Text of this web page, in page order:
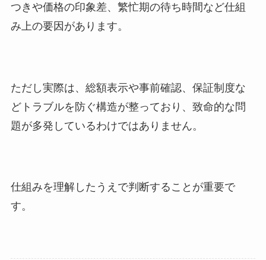
つきや価格の印象差、繁忙期の待ち時間など仕組
み上の要因があります。
ただし実際は、総額表示や事前確認、保証制度な
どトラブルを防ぐ構造が整っており、致命的な問
題が多発しているわけではありません。
仕組みを理解したうえで判断することが重要で
す。